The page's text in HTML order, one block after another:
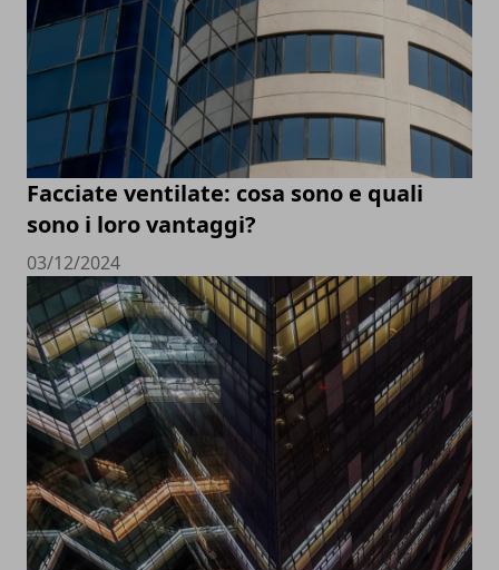
Facciate ventilate: cosa sono e quali
sono i loro vantaggi?
03/12/2024